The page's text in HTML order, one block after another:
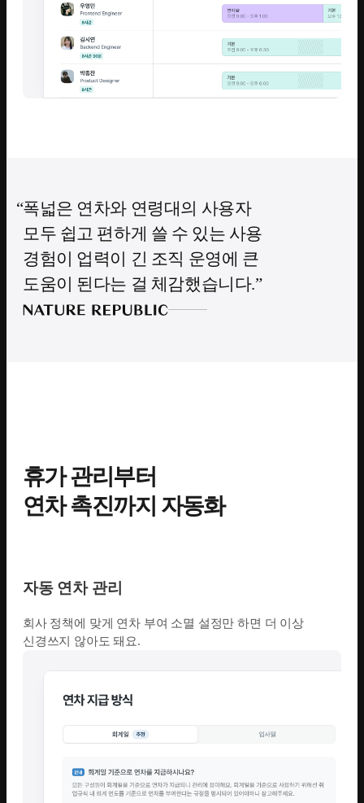
폭넓은 연차와 연령대의 사용자
모두 쉽고 편하게 쓸 수 있는 사용
경험이 업력이 긴 조직 운영에 큰
도움이 된다는 걸 체감했습니다.
휴가 관리부터
연차 촉진까지 자동화
자동 연차 관리
회사 정책에 맞게 연차 부여 소멸 설정만 하면 더 이상
신경쓰지 않아도 돼요.